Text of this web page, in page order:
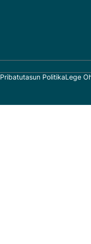
Pribatutasun PolitikaLege